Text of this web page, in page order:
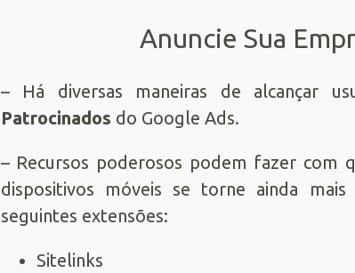
Anuncie Sua
– Há diversas maneiras de alcançar
Patrocinados do Google Ads.
– Recursos poderosos podem fazer com
dispositivos móveis se torne ainda
seguintes extensões:
Sitelinks